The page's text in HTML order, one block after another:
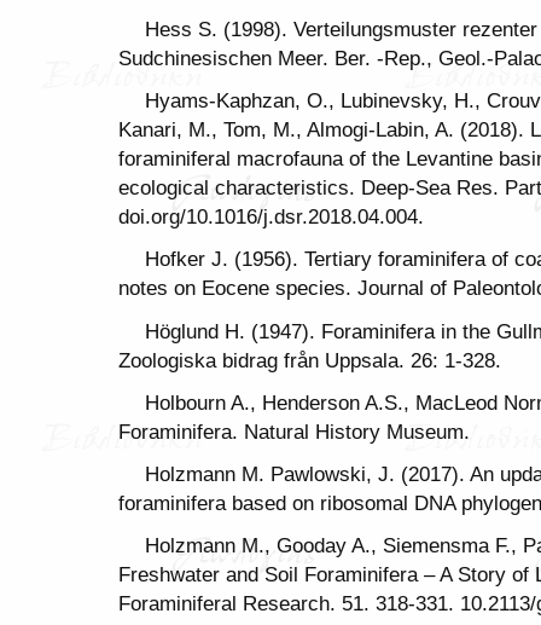
Hess S. (1998). Verteilungsmuster
Sudchinesischen Meer. Ber. -Rep., Geol.-
Hyams-Kaphzan, O., Lubinevsky, H.,
Kanari, M., Tom, M., Almogi-Labin, A. (2018).
foraminiferal macrofauna of the Levantine
ecological characteristics. Deep-Sea Res.
doi.org/10.1016/j.dsr.2018.04.004.
Hofker J. (1956). Tertiary foraminifera of
notes on Eocene species. Journal of
Höglund H. (1947). Foraminifera in the
Zoologiska bidrag från Uppsala. 26: 1-328.
Holbourn A., Henderson A.S., MacLeod
Foraminifera. Natural History Museum.
Holzmann M. Pawlowski, J. (2017). An
foraminifera based on ribosomal DNA
Holzmann M., Gooday A., Siemensma F.,
Freshwater and Soil Foraminifera – A Story
Foraminiferal Research. 51. 318-331.